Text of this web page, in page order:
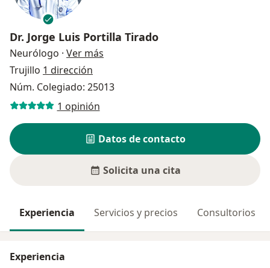
Dr. Jorge Luis Portilla Tirado
Neurólogo · Ver más
Trujillo 1 dirección
Núm. Colegiado: 25013
1 opinión
Datos de contacto
Solicita una cita
Experiencia Servicios y precios Consultorios
Experiencia